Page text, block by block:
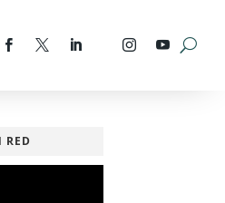
RED